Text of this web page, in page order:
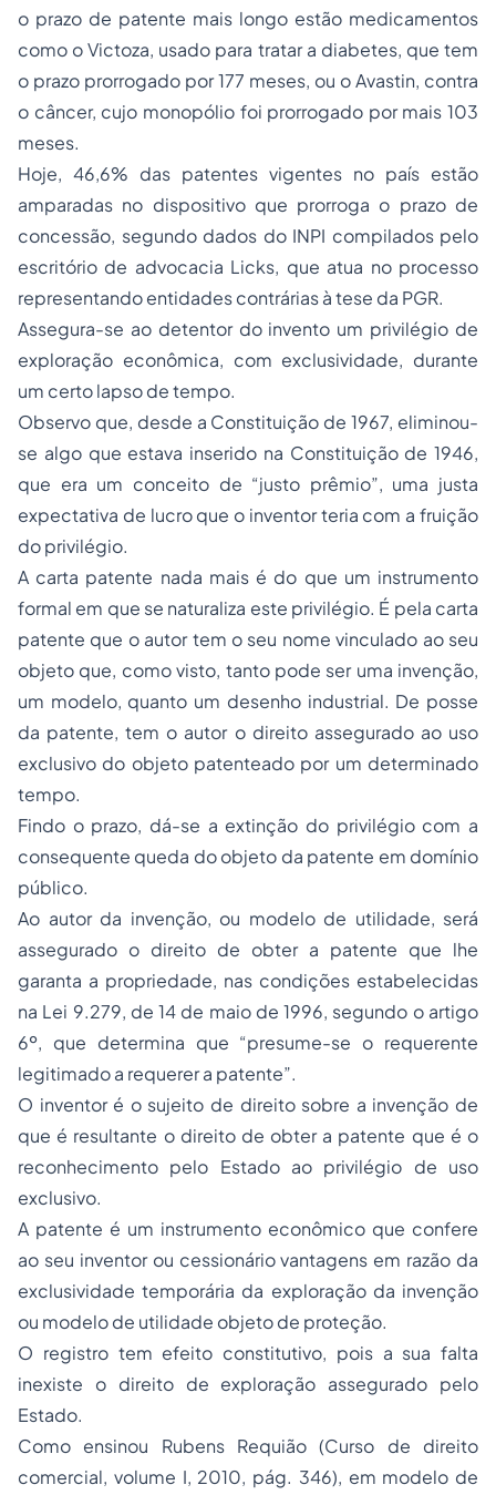
o prazo de patente mais longo estão medicamentos
como o Victoza, usado para tratar a diabetes, que tem
o prazo prorrogado por 177 meses, ou o Avastin, contra
o câncer, cujo monopólio foi prorrogado por mais 103
meses.
Hoje, 46,6% das patentes vigentes no país estão
amparadas no dispositivo que prorroga o prazo de
concessão, segundo dados do INPI compilados pelo
escritório de advocacia Licks, que atua no processo
representando entidades contrárias à tese da PGR.
Assegura-se ao detentor do invento um privilégio de
exploração econômica, com exclusividade, durante
um certo lapso de tempo.
Observo que, desde a Constituição de 1967, eliminou-
se algo que estava inserido na Constituição de 1946,
que era um conceito de “justo prêmio”, uma justa
expectativa de lucro que o inventor teria com a fruição
do privilégio.
A carta patente nada mais é do que um instrumento
formal em que se naturaliza este privilégio. É pela carta
patente que o autor tem o seu nome vinculado ao seu
objeto que, como visto, tanto pode ser uma invenção,
um modelo, quanto um desenho industrial. De posse
da patente, tem o autor o direito assegurado ao uso
exclusivo do objeto patenteado por um determinado
tempo.
Findo o prazo, dá-se a extinção do privilégio com a
consequente queda do objeto da patente em domínio
público.
Ao autor da invenção, ou modelo de utilidade, será
assegurado o direito de obter a patente que lhe
garanta a propriedade, nas condições estabelecidas
na Lei 9.279, de 14 de maio de 1996, segundo o artigo
6º, que determina que “presume-se o requerente
legitimado a requerer a patente”.
O inventor é o sujeito de direito sobre a invenção de
que é resultante o direito de obter a patente que é o
reconhecimento pelo Estado ao privilégio de uso
exclusivo.
A patente é um instrumento econômico que confere
ao seu inventor ou cessionário vantagens em razão da
exclusividade temporária da exploração da invenção
ou modelo de utilidade objeto de proteção.
O registro tem efeito constitutivo, pois a sua falta
inexiste o direito de exploração assegurado pelo
Estado.
Como ensinou Rubens Requião (Curso de direito
comercial, volume I, 2010, pág. 346), em modelo de